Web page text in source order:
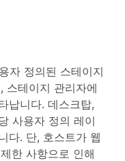
자 정의된 스테이지
스테이지 관리자에
납니다. 데스크탑,
사용자 정의 레이
다. 단, 호스트가 웹
한 사항으로 인해